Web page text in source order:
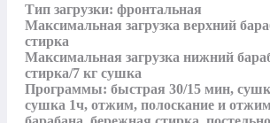
Тип загрузки: фронтальная
Максимальная загрузка верхний
стирка
Максимальная загрузка нижний
стирка/7 кг сушка
Программы: быстрая 30/15 мин,
сушка 1ч, отжим, полоскание и